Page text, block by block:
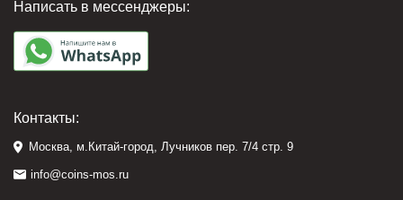
Написать в мессенджеры:
Контакты:
Москва, м.Китай-город, Лучников пер. 7/4 стр. 9
info@coins-mos.ru